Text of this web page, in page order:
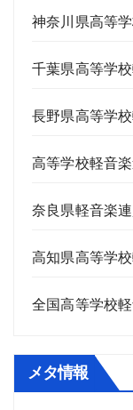
神奈川県高等
千葉県高等学
長野県高等学
高等学校軽音
奈良県軽音楽連
高知県高等学
全国高等学校
メタ情報